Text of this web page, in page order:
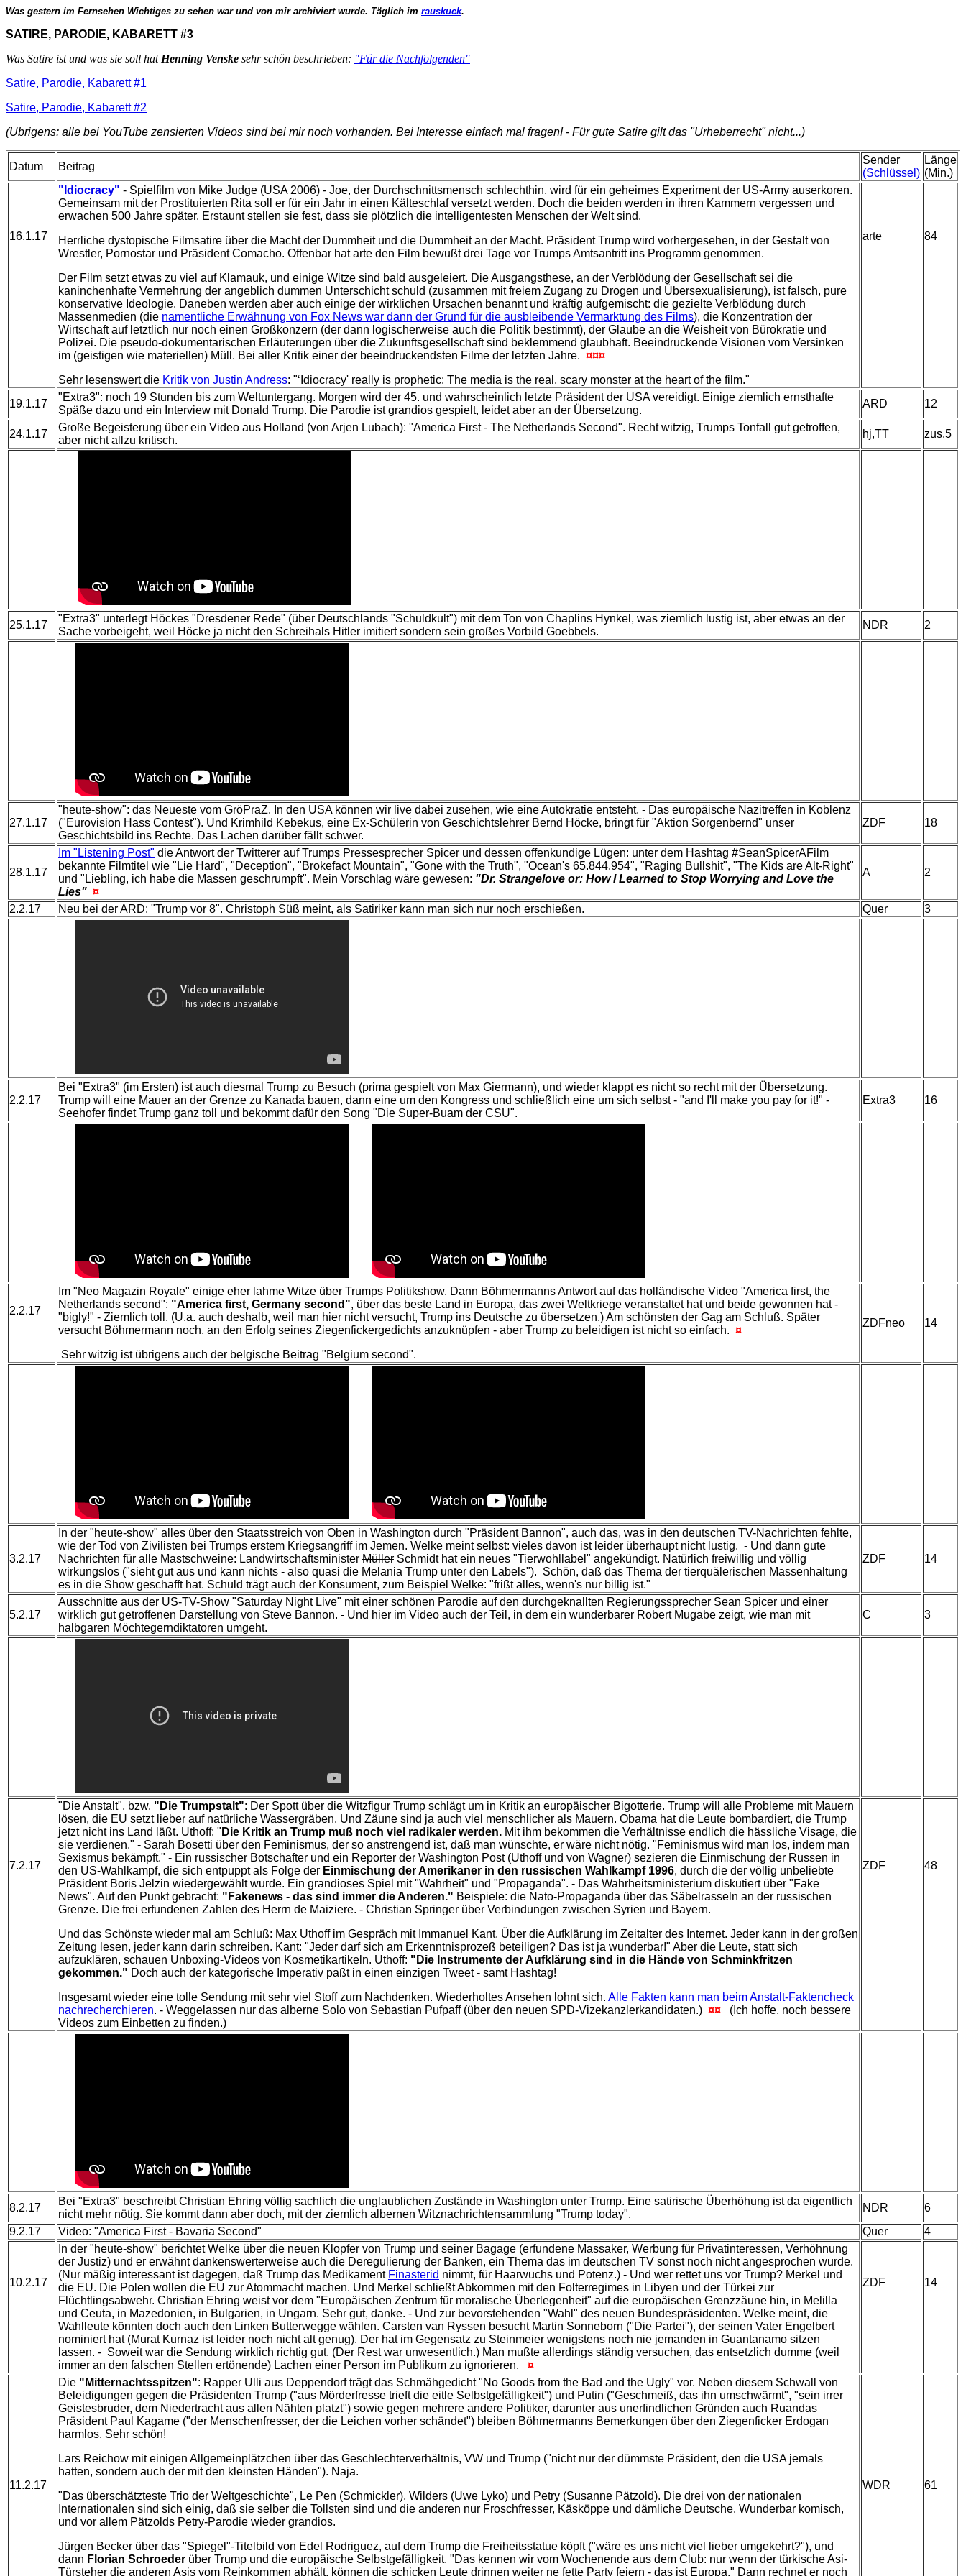
Was gestern im Fernsehen Wichtiges zu sehen war und von mir archiviert wurde. Täglich im rauskuck.
SATIRE, PARODIE, KABARETT #3
Was Satire ist und was sie soll hat Henning Venske sehr schön beschrieben: "Für die Nachfolgenden"
Satire, Parodie, Kabarett #1
Satire, Parodie, Kabarett #2
(Übrigens: alle bei YouTube zensierten Videos sind bei mir noch vorhanden. Bei Interesse einfach mal fragen! - Für gute Satire gilt das "Urheberrecht" nicht...)
Datum Beitrag
Sender
(Schlüssel)
Länge
(Min.)
16.1.17
"Idiocracy" - Spielfilm von Mike Judge (USA 2006) - Joe, der Durchschnittsmensch schlechthin, wird für ein geheimes Experiment der US-Army auserkoren.
Gemeinsam mit der Prostituierten Rita soll er für ein Jahr in einen Kälteschlaf versetzt werden. Doch die beiden werden in ihren Kammern vergessen und
erwachen 500 Jahre später. Erstaunt stellen sie fest, dass sie plötzlich die intelligentesten Menschen der Welt sind.
Herrliche dystopische Filmsatire über die Macht der Dummheit und die Dummheit an der Macht. Präsident Trump wird vorhergesehen, in der Gestalt von
Wrestler, Pornostar und Präsident Comacho. Offenbar hat arte den Film bewußt drei Tage vor Trumps Amtsantritt ins Programm genommen.
Der Film setzt etwas zu viel auf Klamauk, und einige Witze sind bald ausgeleiert. Die Ausgangsthese, an der Verblödung der Gesellschaft sei die
kaninchenhafte Vermehrung der angeblich dummen Unterschicht schuld (zusammen mit freiem Zugang zu Drogen und Übersexualisierung), ist falsch, pure
konservative Ideologie. Daneben werden aber auch einige der wirklichen Ursachen benannt und kräftig aufgemischt: die gezielte Verblödung durch
Massenmedien (die namentliche Erwähnung von Fox News war dann der Grund für die ausbleibende Vermarktung des Films), die Konzentration der
Wirtschaft auf letztlich nur noch einen Großkonzern (der dann logischerweise auch die Politik bestimmt), der Glaube an die Weisheit von Bürokratie und
Polizei. Die pseudo-dokumentarischen Erläuterungen über die Zukunftsgesellschaft sind beklemmend glaubhaft. Beeindruckende Visionen vom Versinken
im (geistigen wie materiellen) Müll. Bei aller Kritik einer der beeindruckendsten Filme der letzten Jahre. ¤¤¤
Sehr lesenswert die Kritik von Justin Andress: "‘Idiocracy' really is prophetic: The media is the real, scary monster at the heart of the film."
arte 84
19.1.17
"Extra3": noch 19 Stunden bis zum Weltuntergang. Morgen wird der 45. und wahrscheinlich letzte Präsident der USA vereidigt. Einige ziemlich ernsthafte
Späße dazu und ein Interview mit Donald Trump. Die Parodie ist grandios gespielt, leidet aber an der Übersetzung.
ARD 12
24.1.17
Große Begeisterung über ein Video aus Holland (von Arjen Lubach): "America First - The Netherlands Second". Recht witzig, Trumps Tonfall gut getroffen,
aber nicht allzu kritisch.
hj,TT zus.5
25.1.17
"Extra3" unterlegt Höckes "Dresdener Rede" (über Deutschlands "Schuldkult") mit dem Ton von Chaplins Hynkel, was ziemlich lustig ist, aber etwas an der
Sache vorbeigeht, weil Höcke ja nicht den Schreihals Hitler imitiert sondern sein großes Vorbild Goebbels.
NDR 2
27.1.17
"heute-show": das Neueste vom GröPraZ. In den USA können wir live dabei zusehen, wie eine Autokratie entsteht. - Das europäische Nazitreffen in Koblenz
("Eurovision Hass Contest"). Und Krimhild Kebekus, eine Ex-Schülerin von Geschichtslehrer Bernd Höcke, bringt für "Aktion Sorgenbernd" unser
Geschichtsbild ins Rechte. Das Lachen darüber fällt schwer.
ZDF 18
28.1.17
Im "Listening Post" die Antwort der Twitterer auf Trumps Pressesprecher Spicer und dessen offenkundige Lügen: unter dem Hashtag #SeanSpicerAFilm
bekannte Filmtitel wie "Lie Hard", "Deception", "Brokefact Mountain", "Gone with the Truth", "Ocean's 65.844.954", "Raging Bullshit", "The Kids are Alt-Right"
und "Liebling, ich habe die Massen geschrumpft". Mein Vorschlag wäre gewesen: "Dr. Strangelove or: How I Learned to Stop Worrying and Love the
Lies" ¤
A 2
2.2.17 Neu bei der ARD: "Trump vor 8". Christoph Süß meint, als Satiriker kann man sich nur noch erschießen. Quer 3
2.2.17
Bei "Extra3" (im Ersten) ist auch diesmal Trump zu Besuch (prima gespielt von Max Giermann), und wieder klappt es nicht so recht mit der Übersetzung.
Trump will eine Mauer an der Grenze zu Kanada bauen, dann eine um den Kongress und schließlich eine um sich selbst - "and I'll make you pay for it!" -
Seehofer findet Trump ganz toll und bekommt dafür den Song "Die Super-Buam der CSU".
Extra3 16
2.2.17
Im "Neo Magazin Royale" einige eher lahme Witze über Trumps Politikshow. Dann Böhmermanns Antwort auf das holländische Video "America first, the
Netherlands second": "America first, Germany second", über das beste Land in Europa, das zwei Weltkriege veranstaltet hat und beide gewonnen hat -
"bigly!" - Ziemlich toll. (U.a. auch deshalb, weil man hier nicht versucht, Trump ins Deutsche zu übersetzen.) Am schönsten der Gag am Schluß. Später
versucht Böhmermann noch, an den Erfolg seines Ziegenfickergedichts anzuknüpfen - aber Trump zu beleidigen ist nicht so einfach. ¤
Sehr witzig ist übrigens auch der belgische Beitrag "Belgium second".
ZDFneo 14
3.2.17
In der "heute-show" alles über den Staatsstreich von Oben in Washington durch "Präsident Bannon", auch das, was in den deutschen TV-Nachrichten fehlte,
wie der Tod von Zivilisten bei Trumps erstem Kriegsangriff im Jemen. Welke meint selbst: vieles davon ist leider überhaupt nicht lustig. - Und dann gute
Nachrichten für alle Mastschweine: Landwirtschaftsminister Müller Schmidt hat ein neues "Tierwohllabel" angekündigt. Natürlich freiwillig und völlig
wirkungslos ("sieht gut aus und kann nichts - also quasi die Melania Trump unter den Labels"). Schön, daß das Thema der tierquälerischen Massenhaltung
es in die Show geschafft hat. Schuld trägt auch der Konsument, zum Beispiel Welke: "frißt alles, wenn's nur billig ist."
ZDF 14
5.2.17
Ausschnitte aus der US-TV-Show "Saturday Night Live" mit einer schönen Parodie auf den durchgeknallten Regierungssprecher Sean Spicer und einer
wirklich gut getroffenen Darstellung von Steve Bannon. - Und hier im Video auch der Teil, in dem ein wunderbarer Robert Mugabe zeigt, wie man mit
halbgaren Möchtegerndiktatoren umgeht.
C 3
7.2.17
"Die Anstalt", bzw. "Die Trumpstalt": Der Spott über die Witzfigur Trump schlägt um in Kritik an europäischer Bigotterie. Trump will alle Probleme mit Mauern
lösen, die EU setzt lieber auf natürliche Wassergräben. Und Zäune sind ja auch viel menschlicher als Mauern. Obama hat die Leute bombardiert, die Trump
jetzt nicht ins Land läßt. Uthoff: " Die Kritik an Trump muß noch viel radikaler werden. Mit ihm bekommen die Verhältnisse endlich die hässliche Visage, die
sie verdienen." - Sarah Bosetti über den Feminismus, der so anstrengend ist, daß man wünschte, er wäre nicht nötig. "Feminismus wird man los, indem man
Sexismus bekämpft." - Ein russischer Botschafter und ein Reporter der Washington Post (Uthoff und von Wagner) sezieren die Einmischung der Russen in
den US-Wahlkampf, die sich entpuppt als Folge der Einmischung der Amerikaner in den russischen Wahlkampf 1996, durch die der völlig unbeliebte
Präsident Boris Jelzin wiedergewählt wurde. Ein grandioses Spiel mit "Wahrheit" und "Propaganda". - Das Wahrheitsministerium diskutiert über "Fake
News". Auf den Punkt gebracht: "Fakenews - das sind immer die Anderen." Beispiele: die Nato-Propaganda über das Säbelrasseln an der russischen
Grenze. Die frei erfundenen Zahlen des Herrn de Maiziere. - Christian Springer über Verbindungen zwischen Syrien und Bayern.
Und das Schönste wieder mal am Schluß: Max Uthoff im Gespräch mit Immanuel Kant. Über die Aufklärung im Zeitalter des Internet. Jeder kann in der großen
Zeitung lesen, jeder kann darin schreiben. Kant: "Jeder darf sich am Erkenntnisprozeß beteiligen? Das ist ja wunderbar!" Aber die Leute, statt sich
aufzuklären, schauen Unboxing-Videos von Kosmetikartikeln. Uthoff: "Die Instrumente der Aufklärung sind in die Hände von Schminkfritzen
gekommen." Doch auch der kategorische Imperativ paßt in einen einzigen Tweet - samt Hashtag!
Insgesamt wieder eine tolle Sendung mit sehr viel Stoff zum Nachdenken. Wiederholtes Ansehen lohnt sich. Alle Fakten kann man beim Anstalt-Faktencheck
nachrecherchieren. - Weggelassen nur das alberne Solo von Sebastian Pufpaff (über den neuen SPD-Vizekanzlerkandidaten.) ¤¤
(Ich hoffe, noch bessere
Videos zum Einbetten zu finden.)
ZDF 48
8.2.17
Bei "Extra3" beschreibt Christian Ehring völlig sachlich die unglaublichen Zustände in Washington unter Trump. Eine satirische Überhöhung ist da eigentlich
nicht mehr nötig. Sie kommt dann aber doch, mit der ziemlich albernen Witznachrichtensammlung "Trump today".
NDR
6
9.2.17
Video: "America First - Bavaria Second" Quer 4
10.2.17
In der "heute-show" berichtet Welke über die neuen Klopfer von Trump und seiner Bagage (erfundene Massaker, Werbung für Privatinteressen, Verhöhnung
der Justiz) und er erwähnt dankenswerterweise auch die Deregulierung der Banken, ein Thema das im deutschen TV sonst noch nicht angesprochen wurde.
(Nur mäßig interessant ist dagegen, daß Trump das Medikament Finasterid nimmt, für Haarwuchs und Potenz.) - Und wer rettet uns vor Trump? Merkel und
die EU. Die Polen wollen die EU zur Atommacht machen. Und Merkel schließt Abkommen mit den Folterregimes in Libyen und der Türkei zur
Flüchtlingsabwehr. Christian Ehring weist vor dem "Europäischen Zentrum für moralische Überlegenheit" auf die europäischen Grenzzäune hin, in Melilla
und Ceuta, in Mazedonien, in Bulgarien, in Ungarn. Sehr gut, danke. - Und zur bevorstehenden "Wahl" des neuen Bundespräsidenten. Welke meint, die
Wahlleute könnten doch auch den Linken Butterwegge wählen. Carsten van Ryssen besucht Martin Sonneborn ("Die Partei"), der seinen Vater Engelbert
nominiert hat (Murat Kurnaz ist leider noch nicht alt genug). Der hat im Gegensatz zu Steinmeier wenigstens noch nie jemanden in Guantanamo sitzen
lassen. - Soweit war die Sendung wirklich richtig gut. (Der Rest war unwesentlich.) Man mußte allerdings ständig versuchen, das entsetzlich dumme (weil
immer an den falschen Stellen ertönende) Lachen einer Person im Publikum zu ignorieren. ¤
ZDF 14
11.2.17
Die "Mitternachtsspitzen": Rapper Ulli aus Deppendorf trägt das Schmähgedicht "No Goods from the Bad and the Ugly" vor. Neben diesem Schwall von
Beleidigungen gegen die Präsidenten Trump ("aus Mörderfresse trieft die eitle Selbstgefälligkeit") und Putin ("Geschmeiß, das ihn umschwärmt", "sein irrer
Geistesbruder, dem Niedertracht aus allen Nähten platzt") sowie gegen mehrere andere Politiker, darunter aus unerfindlichen Gründen auch Ruandas
Präsident Paul Kagame ("der Menschenfresser, der die Leichen vorher schändet") bleiben Böhmermanns Bemerkungen über den Ziegenficker Erdogan
harmlos. Sehr schön!
Lars Reichow mit einigen Allgemeinplätzchen über das Geschlechterverhältnis, VW und Trump ("nicht nur der dümmste Präsident, den die USA jemals
hatten, sondern auch der mit den kleinsten Händen"). Naja.
"Das überschätzteste Trio der Weltgeschichte", Le Pen (Schmickler), Wilders (Uwe Lyko) und Petry (Susanne Pätzold). Die drei von der nationalen
Internationalen sind sich einig, daß sie selber die Tollsten sind und die anderen nur Froschfresser, Käsköppe und dämliche Deutsche. Wunderbar komisch,
und vor allem Pätzolds Petry-Parodie wieder grandios.
Jürgen Becker über das "Spiegel"-Titelbild von Edel Rodriguez, auf dem Trump die Freiheitsstatue köpft ("wäre es uns nicht viel lieber umgekehrt?"), und
dann Florian Schroeder über Trump und die europäische Selbstgefälligkeit. "Das kennen wir vom Wochenende aus dem Club: nur wenn der türkische Asi-
Türsteher die anderen Asis vom Reinkommen abhält, können die schicken Leute drinnen weiter ne fette Party feiern - das ist Europa." Dann rechnet er noch
WDR 61